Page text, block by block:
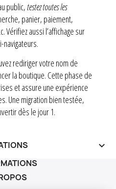
public,testez toutes les
panier, paiement,
Vérifiez aussi l’affichage sur
rediriger votre nom de
la boutique. Cette phase de
et assure une expérience
Une migration bien testée,
dès le jour 1.
keyboard_arrow_down